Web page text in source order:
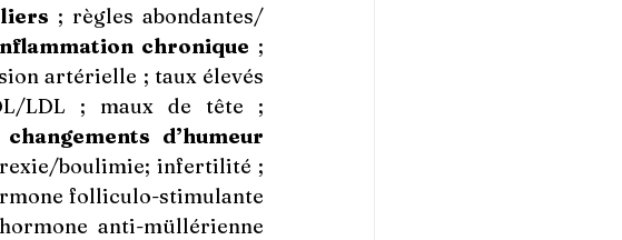
chronique ;
artérielle ; taux élevés
d’humeur
boulimie; infertilité ;
folliculo-stimulante
anti-müllérienne